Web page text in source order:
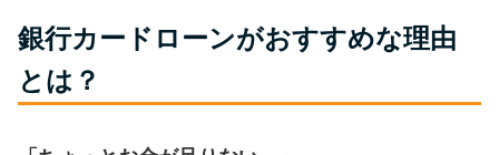
便利なコンテンツ
銀行カードローンがおすすめな理由
とは？